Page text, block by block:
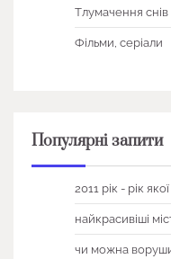
Тлумачення снів
Фільми, серіали
Популярні запити
2011 рік - рік
найкрасивіші
чи можна